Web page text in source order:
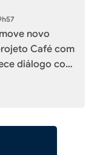
novo
Café com
diálogo com